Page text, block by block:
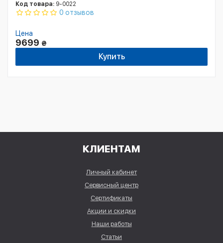
Код товара: 9-0022
0 отзывов
Цена
9699 ₴
Купить
КЛИЕНТАМ
Личный кабинет
Сервисный центр
Сертификаты
Акции и скидки
Наши работы
Статьи